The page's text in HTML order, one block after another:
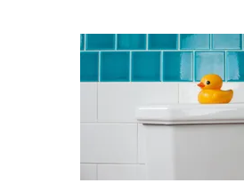
Näkymättömät oireet